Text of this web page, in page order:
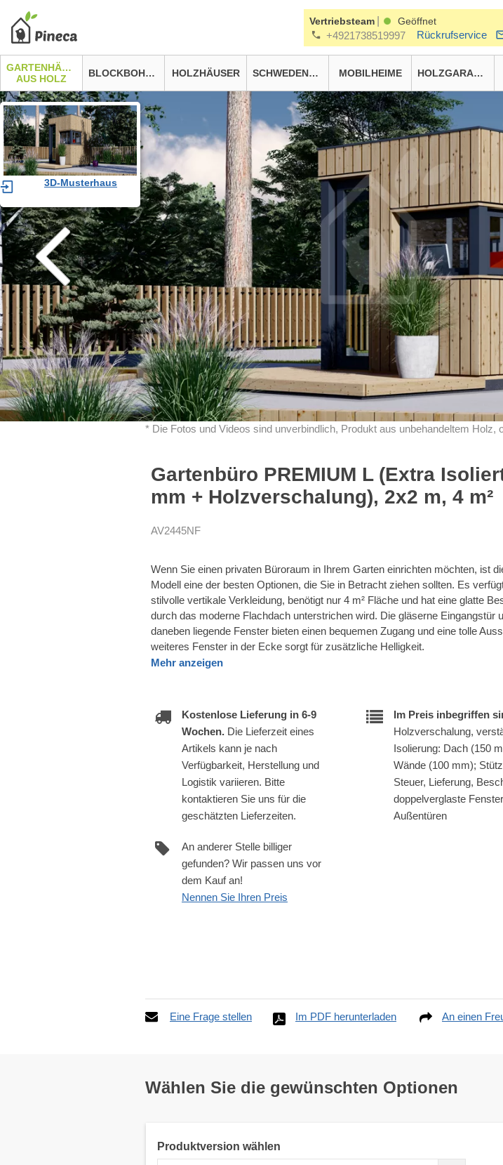
Vertriebsteam Geöffnet
+4921738519997 Rückrufservice
GARTENHÄUSER
AUS HOLZ
BLOCKBOHLENHÄUSER HOLZHÄUSER SCHWEDENHÄUSER MOBILHEIME HOLZGARAGEN
3D-Musterhaus
* Die Fotos und Videos sind unverbindlich, Produkt aus unbehandeltem Holz,
Gartenbüro PREMIUM L (Extra
mm + Holzverschalung), 2x2 m, 4 m²
AV2445NF
Wenn Sie einen privaten Büroraum in Ihrem Garten einrichten möchten, ist
Modell eine der besten Optionen, die Sie in Betracht ziehen sollten. Es
stilvolle vertikale Verkleidung, benötigt nur 4 m² Fläche und hat eine glatte
durch das moderne Flachdach unterstrichen wird. Die gläserne Eingangstür
daneben liegende Fenster bieten einen bequemen Zugang und eine tolle
weiteres Fenster in der Ecke sorgt für zusätzliche Helligkeit.
Mehr anzeigen
Kostenlose Lieferung in 6-9
Wochen. Die Lieferzeit eines
Artikels kann je nach
Verfügbarkeit, Herstellung und
Logistik variieren. Bitte
kontaktieren Sie uns für die
geschätzten Lieferzeiten.
Im Preis inbegriffen
Holzverschalung,
Isolierung: Dach (150
Wände (100 mm);
Steuer, Lieferung,
doppelverglaste
Außentüren
An anderer Stelle billiger
gefunden? Wir passen uns vor
dem Kauf an!
Nennen Sie Ihren Preis
Eine Frage stellen Im PDF herunterladen An einen
Wählen Sie die gewünschten Optionen
Produktversion wählen